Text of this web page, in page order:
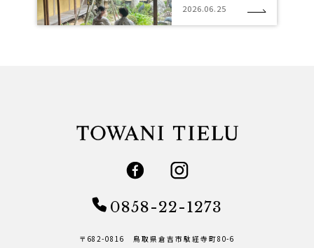
2026.06.25
0858-22-1273
〒682-0816 鳥取県倉吉市駄経寺町80-6